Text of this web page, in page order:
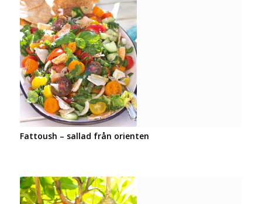
Fattoush – sallad från orienten